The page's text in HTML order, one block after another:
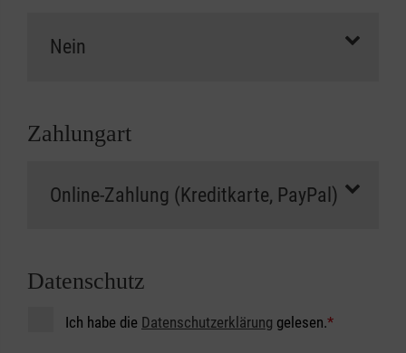
Zahlungart
Datenschutz
Ich habe die Datenschutzerklärung gelesen.*